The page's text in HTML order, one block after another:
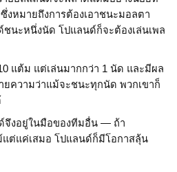
หมายถึงการต้องเอาชนะมอลตา
นะหนึ่งนัด โปแลนด์ก็จะต้องเล่นเพล
แต้ม แต่เล่นมากกว่า 1 นัด และมีผล
ความว่าแม้จะชนะทุกนัด พวกเขาก็
จึงอยู่ในมือของทีมอื่น — ถ้า
ต่แค่เสมอ โปแลนด์ก็มีโอกาสลุ้น